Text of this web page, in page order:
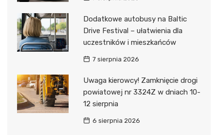
Dodatkowe autobusy na Baltic
Drive Festival – ułatwienia dla
uczestników i mieszkańców
7 sierpnia 2026
Uwaga kierowcy! Zamknięcie drogi
powiatowej nr 3324Z w dniach 10-
12 sierpnia
6 sierpnia 2026